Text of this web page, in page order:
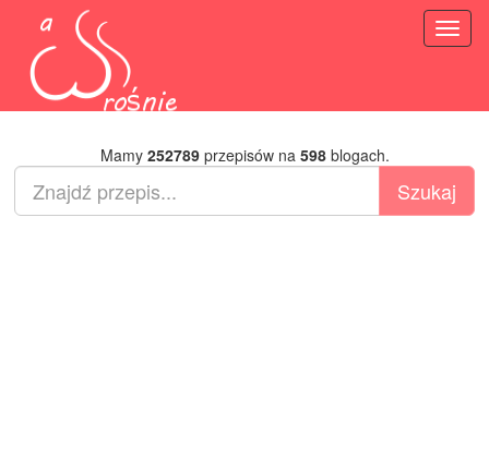
Mamy 252789przepisów na 598blogach.